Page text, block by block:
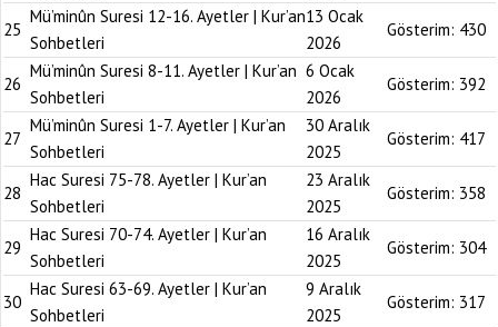
25
Mü’minûn Suresi 12-16. Ayetler | Kur’an
Sohbetleri
13 Ocak
2026
Gösterim: 430
26
Mü’minûn Suresi 8-11. Ayetler | Kur’an
Sohbetleri
6 Ocak
2026
Gösterim: 392
27
Mü’minûn Suresi 1-7. Ayetler | Kur’an
Sohbetleri
30 Aralık
2025
Gösterim: 417
28
Hac Suresi 75-78. Ayetler | Kur’an
Sohbetleri
23 Aralık
2025
Gösterim: 358
29
Hac Suresi 70-74. Ayetler | Kur’an
Sohbetleri
16 Aralık
2025
Gösterim: 304
30
Hac Suresi 63-69. Ayetler | Kur’an
Sohbetleri
9 Aralık
2025
Gösterim: 317